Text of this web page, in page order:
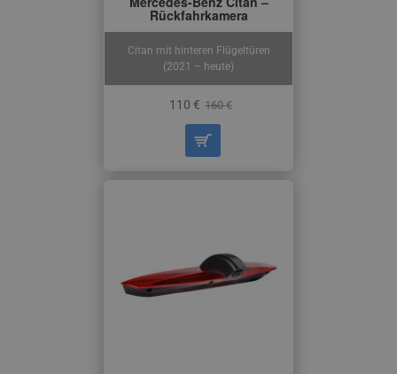
Citan mit hinteren Flügeltüren
(2021 – heute)
Rückfahrkamera
110 € 160 €